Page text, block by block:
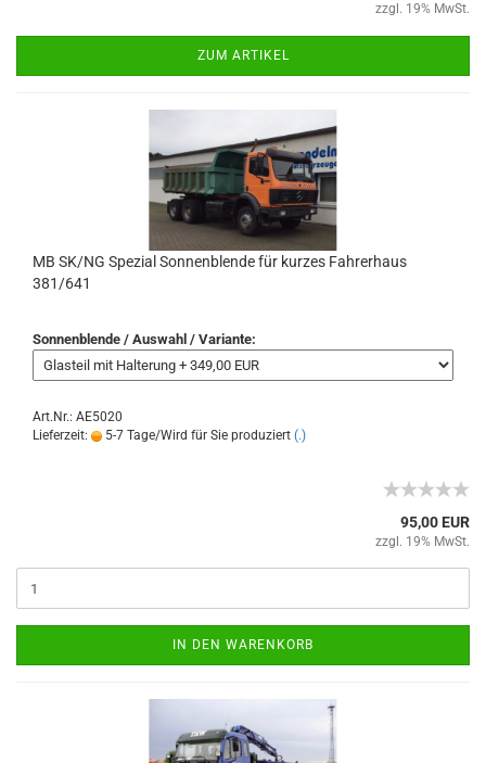
zzgl. 19% MwSt.
ZUM ARTIKEL
MB SK/NG Spezial Sonnenblende für kurzes Fahrerhaus
381/641
Sonnenblende / Auswahl / Variante:
Art.Nr.: AE5020
Lieferzeit:
5-7 Tage/Wird für Sie produziert (.)
95,00 EUR
zzgl. 19% MwSt.
IN DEN WARENKORB